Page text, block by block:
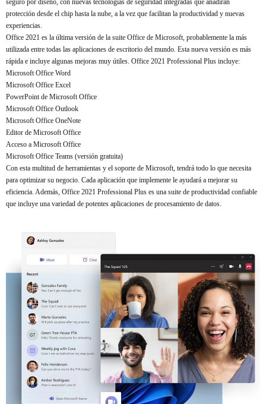
seguro por diseño, con nuevas tecnologías de seguridad integradas que añadirán
protección desde el chip hasta la nube, a la vez que facilitan la productividad y nuevas
experiencias.
Office 2021 es la última versión de la suite Office de Microsoft, probablemente la más
utilizada entre todas las aplicaciones de escritorio del mundo. Esta nueva versión es más
rápida e incluye algunas mejoras muy útiles. Office 2021 Professional Plus incluye:
Microsoft Office Word
Microsoft Office Excel
PowerPoint de Microsoft Office
Microsoft Office Outlook
Microsoft Office OneNote
Editor de Microsoft Office
Acceso a Microsoft Office
Microsoft Office Teams (versión gratuita)
Con esta multitud de herramientas y el soporte de Microsoft, tendrá todo lo que necesita
para optimizar su negocio. Cada aplicación que implemente le ayudará a mejorar su
eficiencia. Además, Office 2021 Professional Plus es una suite de productividad confiable
que incluye una variedad de potentes aplicaciones de procesamiento de datos.